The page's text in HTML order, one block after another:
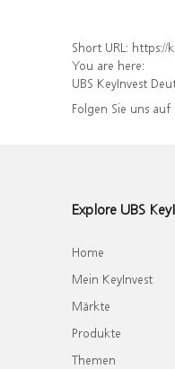
Short URL: https://
You are here:
UBS KeyInvest
Folgen Sie uns auf
Explore UBS
Home
Mein KeyInvest
Märkte
Produkte
Themen